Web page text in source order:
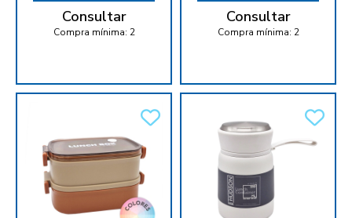
Consultar
Compra mínima: 2
Consultar
Compra mínima: 2